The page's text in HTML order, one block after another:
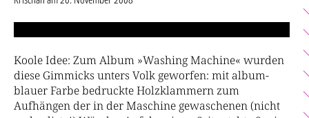
Koole Idee: Zum Album »Washing Machine« wurden
diese Gimmicks unters Volk geworfen: mit album-
blauer Farbe bedruckte Holzklammern zum
Aufhängen der in der Maschine gewaschenen (nicht